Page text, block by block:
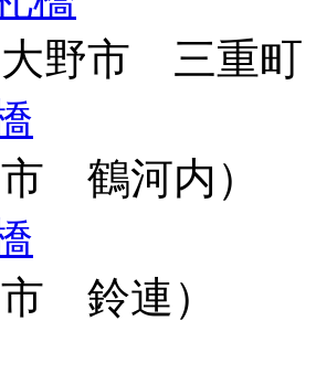
大野市 三重
市 鶴河内）
市 鈴連）